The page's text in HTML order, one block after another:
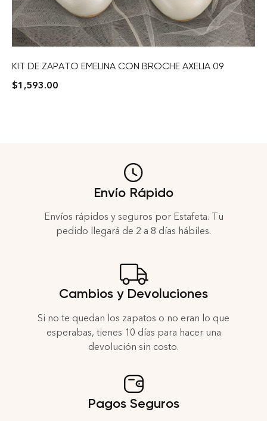
KIT DE ZAPATO EMELINA CON BROCHE AXELIA 09
$1,593.00
Envío Rápido
Envíos rápidos y seguros por Estafeta. Tu
pedido llegará de 2 a 8 días hábiles.
Cambios y Devoluciones
Si no te quedan los zapatos o no eran lo que
esperabas, tienes 10 días para hacer una
devolución sin costo.
Pagos Seguros